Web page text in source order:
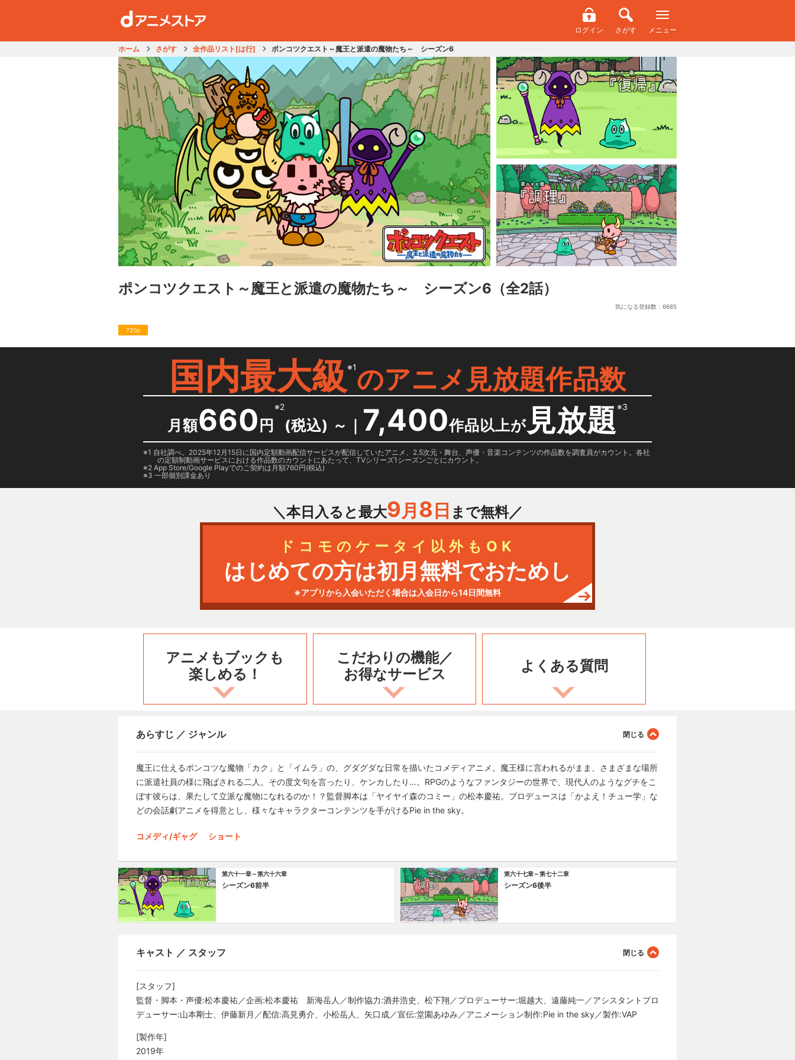
ログイン さがす メニュー
ホーム さがす 全作品リスト[は行] ポンコツクエスト～魔王と派遣の魔物たち～ シーズン6
ポンコツクエスト～魔王と派遣の魔物たち～ シーズン6 （全2話）
気になる登録数： 6685
720p
国内最大級 ※1のアニメ見放題作品数
月額660 円
※2
(税込) ～ ｜ 7,400作品以上が 見放題※3
1 自社調べ。2025年12月15日に国内定額動画配信サービスが配信していたアニメ、2.5次元・舞台、声優・音楽コンテンツの作品数を調査員がカウント。各社
の定額制動画サービスにおける作品数のカウントにあたって、TVシリーズ1シーズンごとにカウント。
2 App Store/Google Playでのご契約は月額760円(税込)
3 一部個別課金あり
＼本日入ると最大9月 8 日 まで無料／
ドコモのケータイ以外もOK
はじめての方は初月無料でおためし
※アプリから入会いただく場合は入会日から14日間無料
アニメもブックも
楽しめる！
こだわりの機能／
お得なサービス
よくある質問
あらすじ ／ ジャンル
魔王に仕えるポンコツな魔物「カク」と「イムラ」の、グダグダな日常を描いたコメディアニメ。魔王様に言われるがまま、さまざまな場所
に派遣社員の様に飛ばされる二人。その度文句を言ったり、ケンカしたり…。RPGのようなファンタジーの世界で、現代人のようなグチをこ
ぼす彼らは、果たして立派な魔物になれるのか！？監督脚本は「ヤイヤイ森のコミー」の松本慶祐。プロデュースは「かよえ！チュー学」な
どの会話劇アニメを得意とし、様々なキャラクターコンテンツを手がけるPie in the sky。
コメディ/ギャグ ショート
第六十一章～第六十六章
シーズン6前半
第六十七章～第七十二章
シーズン6後半
キャスト ／ スタッフ
[スタッフ]
監督・脚本・声優:松本慶祐／企画:松本慶祐 新海岳人／制作協力:酒井浩史、松下翔／プロデューサー:堀越大、遠藤純一／アシスタントプロ
デューサー:山本剛士、伊藤新月／配信:高見勇介、小松岳人、矢口成／宣伝:堂園あゆみ／アニメーション制作:Pie in the sky／製作:VAP
[製作年]
2019年